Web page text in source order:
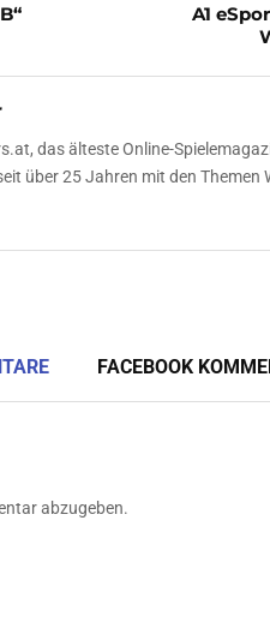
A1
das älteste Online-
über 25 Jahren mit den Themen
FACEBOOK
abzugeben.